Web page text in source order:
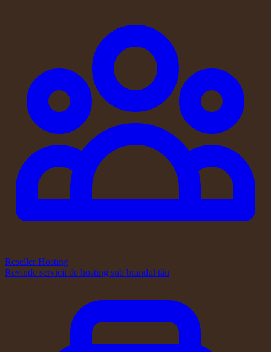
Reseller Hosting
Revinde servicii de hosting sub brandul tău